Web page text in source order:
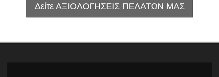
Δείτε ΑΞΙΟΛΟΓΗΣΕΙΣ ΠΕΛΑΤΩΝ ΜΑΣ